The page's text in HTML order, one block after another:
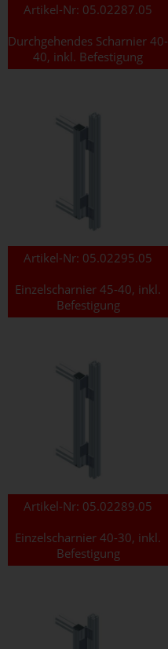
Artikel-Nr: 05.02287.05
Durchgehendes Scharnier 40-
40, inkl. Befestigung
Artikel-Nr: 05.02295.05
Einzelscharnier 45-40, inkl.
Befestigung
Artikel-Nr: 05.02289.05
Einzelscharnier 40-30, inkl.
Befestigung